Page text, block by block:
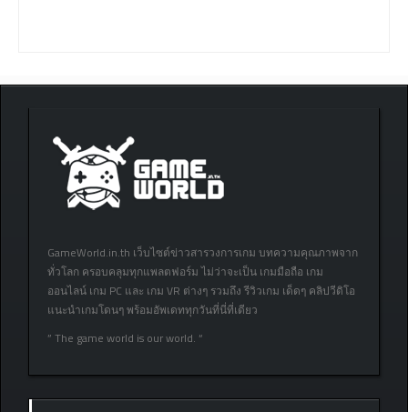
GameWorld.in.th เว็บไซต์ข่าวสารวงการเกม บทความคุณภาพจาก
ทั่วโลก ครอบคลุมทุกแพลตฟอร์ม ไม่ว่าจะเป็น เกมมือถือ เกม
ออนไลน์ เกม PC และ เกม VR ต่างๆ รวมถึง รีวิวเกม เด็ดๆ คลิปวีดิโอ
แนะนำเกมโดนๆ พร้อมอัพเดททุกวันที่นี่ที่เดียว
” The game world is our world. “